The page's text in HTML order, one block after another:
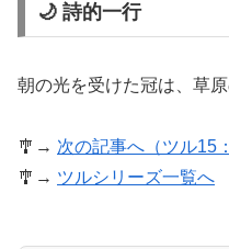
🌙 詩的一行
朝の光を受けた冠は、草
🎐→ 次の記事へ（ツル15
🎐→ ツルシリーズ一覧へ